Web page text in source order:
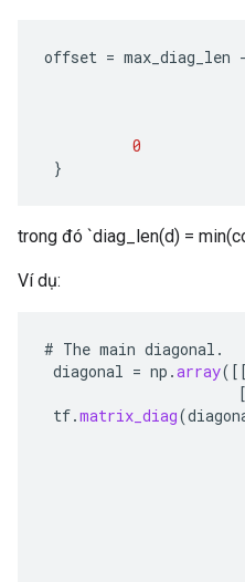
offset = max_diag_len -
0
}
trong đó `diag_len(d) =
Ví dụ:
# The main diagonal .
diagonal = np .array( [[
[
tf.matrix_diag(